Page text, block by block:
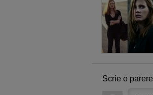
Scrie o parere